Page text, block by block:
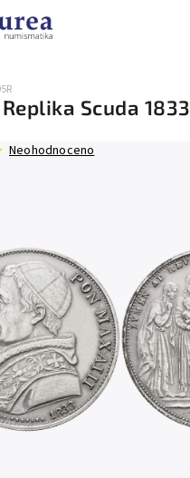
Scuda 1833
Neohodnoceno